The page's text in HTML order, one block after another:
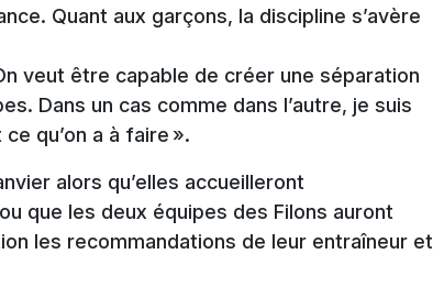
Quant aux garçons, la discipline s’avère
veut être capable de créer une séparation
Dans un cas comme dans l’autre, je suis
qu’on a à faire ».
alors qu’elles accueilleront
que les deux équipes des Filons auront
les recommandations de leur entraîneur et